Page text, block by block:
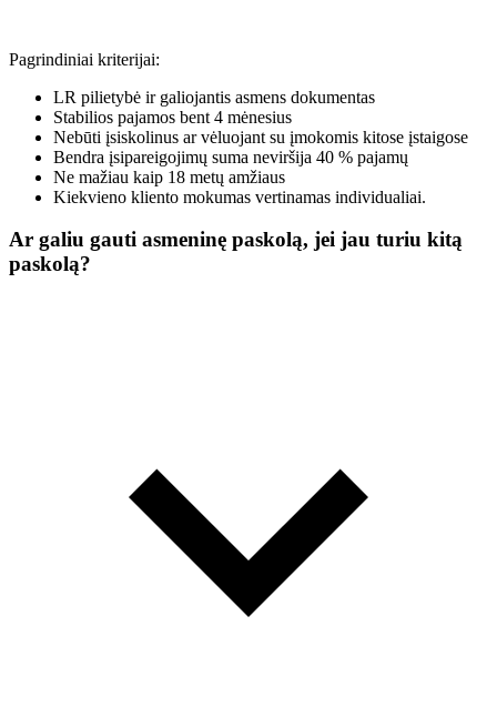
Pagrindiniai kriterijai:
LR pilietybė ir galiojantis asmens dokumentas
Stabilios pajamos bent 4 mėnesius
Nebūti įsiskolinus ar vėluojant su įmokomis kitose įstaigose
Bendra įsipareigojimų suma neviršija 40 % pajamų
Ne mažiau kaip 18 metų amžiaus
Kiekvieno kliento mokumas vertinamas individualiai.
Ar galiu gauti asmeninę paskolą, jei jau turiu kitą
paskolą?